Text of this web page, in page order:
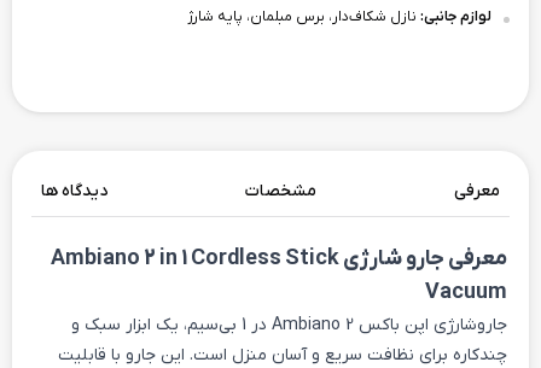
لوازم جانبی: نازل شکاف‌دار، برس مبلمان، پایه شارژ
معرفی مشخصات دیدگاه ها
معرفی جارو شارژی Ambiano 2 in 1 Cordless Stick
Vacuum
جاروشارژی اپن باکس Ambiano 2 در 1 بی‌سیم، یک ابزار سبک و
چندکاره برای نظافت سریع و آسان منزل است. این جارو با قابلیت